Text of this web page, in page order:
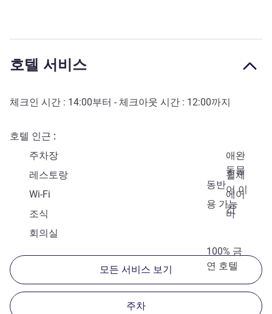
호텔 서비스
체크인 시간 : 14:00부터 - 체크아웃 시간 : 12:00까지
호텔 인근
주차장
애완
동물
동반
레스토랑
휠체
어 이
용 가능
Wi-Fi
에어
컨
조식
바
회의실
100% 금
연 호텔
모든 서비스 보기
주차